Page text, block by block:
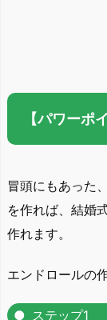
【パワーポ
冒頭にもあった
を作れば、結婚
作れます。
エンドロールの
ステップ1